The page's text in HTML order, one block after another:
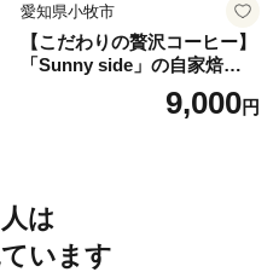
愛知県小牧市
【こだわりの贅沢コーヒー】
「Sunny side」の自家焙煎珈
琲ブレンド珈琲飲み比べセッ
9,000円
は
います